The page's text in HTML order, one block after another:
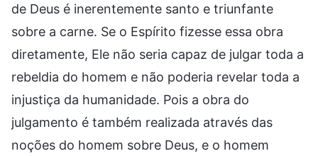
de Deus é inerentemente santo e triunfante
sobre a carne. Se o Espírito fizesse essa obra
diretamente, Ele não seria capaz de julgar toda a
rebeldia do homem e não poderia revelar toda a
injustiça da humanidade. Pois a obra do
julgamento é também realizada através das
noções do homem sobre Deus, e o homem